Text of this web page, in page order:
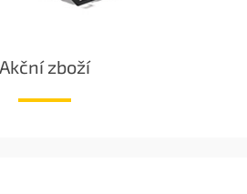
Akční zboží